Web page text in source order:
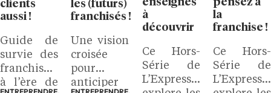
clients
aussi !
Guide de
survie des
franchises
à l’ère de
les (futurs)
franchisés !
Une vision
croisée
pour
anticiper
enseignes
à
découvrir
Ce Hors-
Série de
L’Express
pensez à
la
franchise !
Ce Hors-
Série de
L’Express